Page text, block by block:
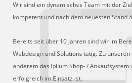
Wir sind ein dynamisches Team mit der
kompetent und nach dem neuesten Stand
Bereits seit über 10 Jahren sind wir im
Webdesign und Solutions tätig. Zu
anderem das Ipilum Shop- /
erfolgreich im Einsatz ist.